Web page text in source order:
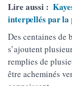
Lire aussi :
interpellés par la
Des centaines de
s’ajoutent
remplies de
être acheminés